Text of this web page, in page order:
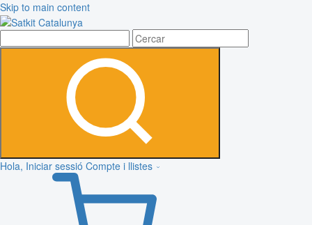
Skip to main content
Hola, Iniciar sessió Compte i llistes